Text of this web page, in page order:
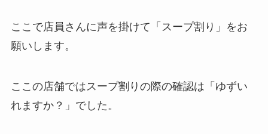
ここで店員さんに声を掛けて「スープ割り」をお
願いします。
ここの店舗ではスープ割りの際の確認は「ゆずい
れますか？」でした。